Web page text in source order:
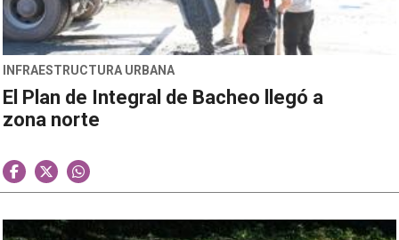
INFRAESTRUCTURA URBANA
El Plan de Integral de Bacheo llegó a
zona norte